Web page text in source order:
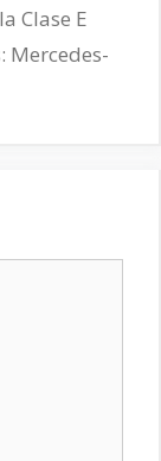
Clase E
Mercedes-